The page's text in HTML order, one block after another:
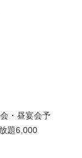
昼宴会予
題6,000